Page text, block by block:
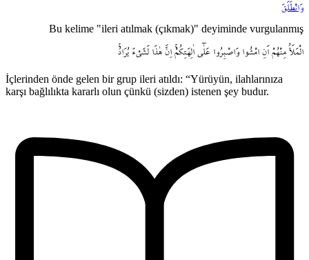
وَانْطَلَقَ
Bu kelime "ileri atılmak (çıkmak)" deyiminde vurgulanmış
الْمَلَأُ مِنْهُمْ اَنِ امْشُوا وَاصْبِرُوا عَلٰٓى اٰلِهَتِكُمْۚ اِنَّ هٰذَا لَشَيْءٌ يُرَادُۚ
İçlerinden önde gelen bir grup ileri atıldı: “Yürüyün, ilahlarınıza
karşı bağlılıkta kararlı olun çünkü (sizden) istenen şey budur.